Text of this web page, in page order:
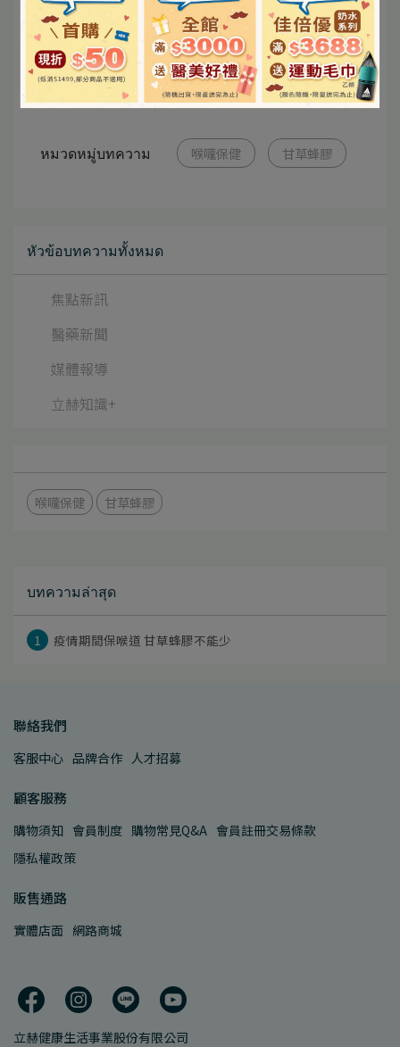
หมวดหมู่บทความ 喉嚨保健 甘草蜂膠
หัวข้อบทความทั้งหมด
焦點新訊
醫藥新聞
媒體報導
立赫知識+
喉嚨保健 甘草蜂膠
บทความล่าสุด
1 疫情期間保喉道 甘草蜂膠不能少
聯絡我們
客服中心 品牌合作 人才招募
顧客服務
購物須知 會員制度 購物常見Q&A 會員註冊交易條款
隱私權政策
販售通路
實體店面 網路商城
立赫健康生活事業股份有限公司